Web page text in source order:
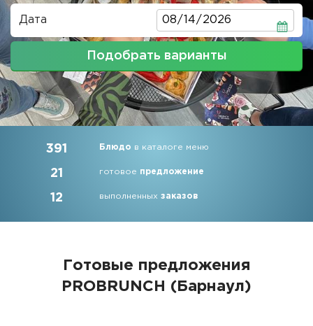
Дата Дата
Подобрать варианты
391 Блюдо в каталоге меню
21 готовое предложение
12 выполненныхзаказов
Готовые предложения
PROBRUNCH (Барнаул)